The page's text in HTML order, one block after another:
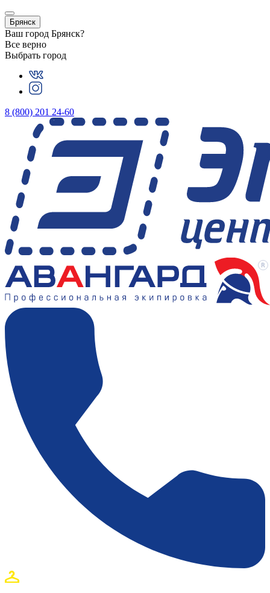
Брянск
Ваш город Брянск?
Все верно
Выбрать город
8 (800) 201 24-60